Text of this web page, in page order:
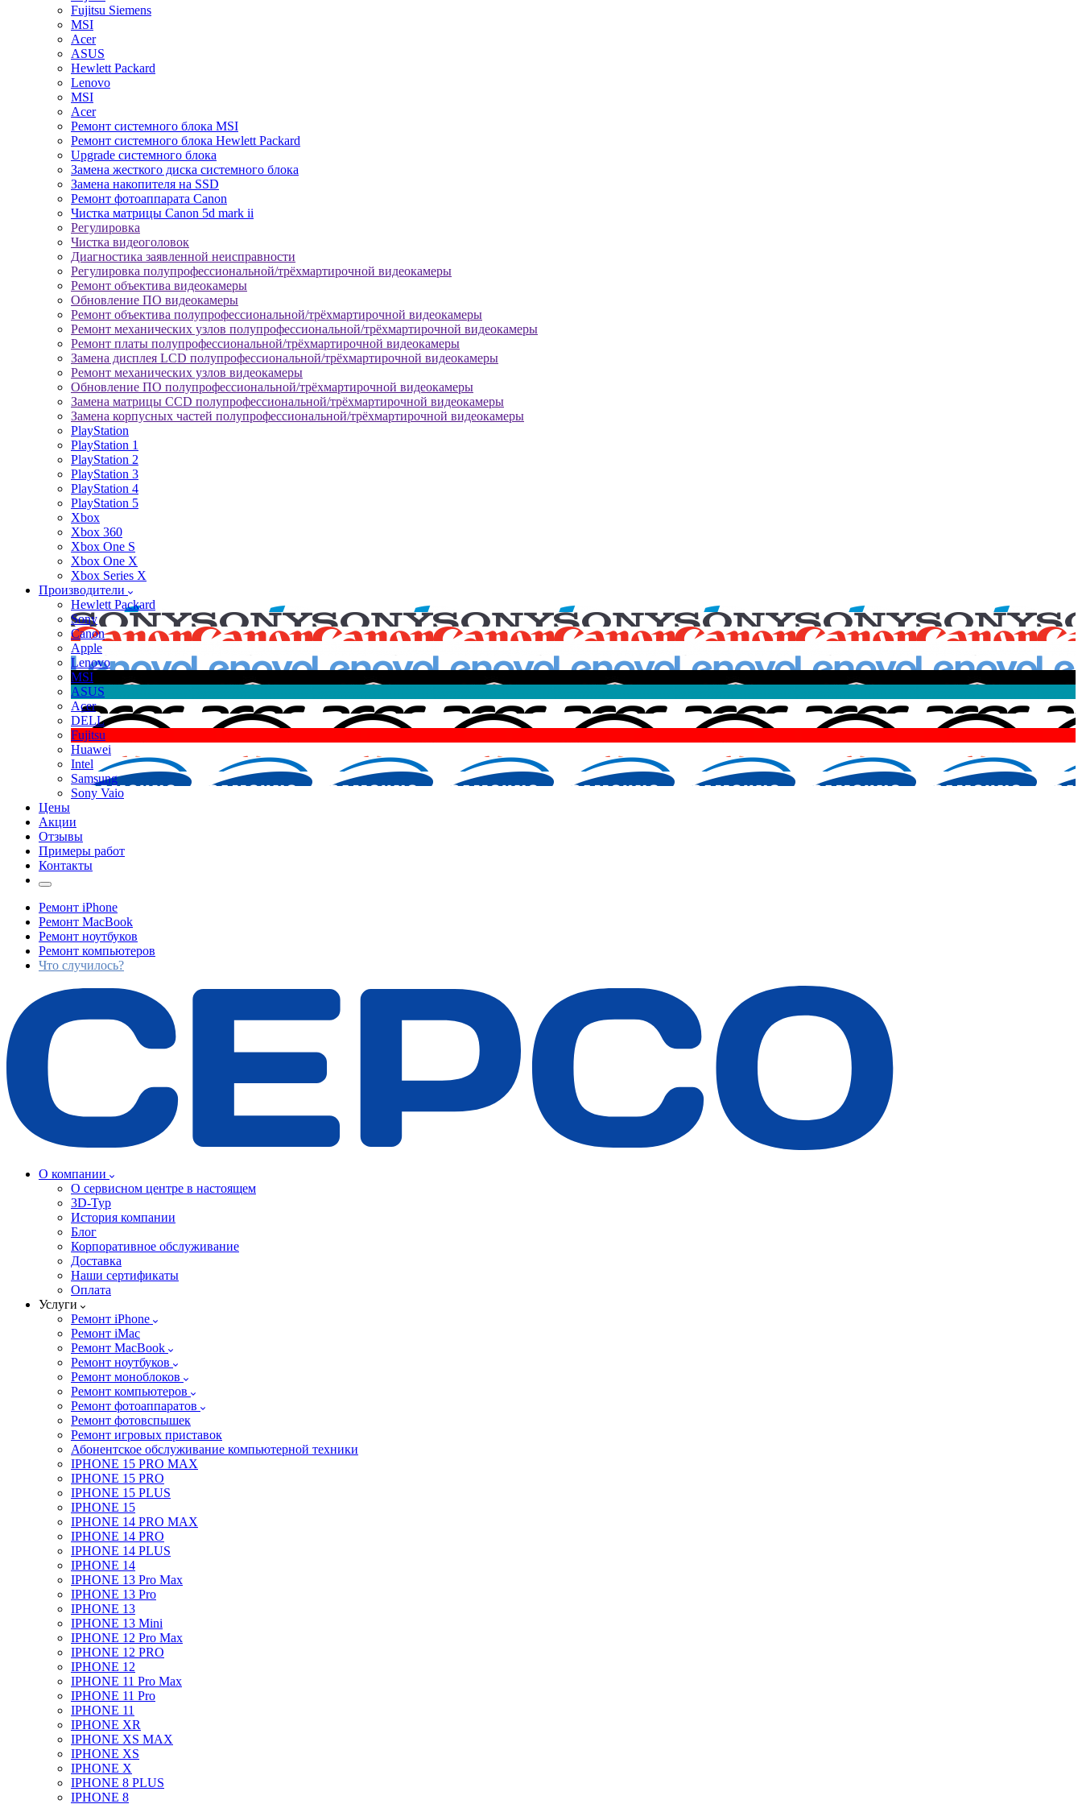
Fujitsu Siemens
MSI
Acer
ASUS
Hewlett Packard
Lenovo
MSI
Acer
Ремонт системного блока MSI
Ремонт системного блока Hewlett Packard
Upgrade системного блока
Замена жесткого диска системного блока
Замена накопителя на SSD
Ремонт фотоаппарата Canon
Чистка матрицы Canon 5d mark ii
Регулировка
Чистка видеоголовок
Диагностика заявленной неисправности
Регулировка полупрофессиональной/трёхмартирочной видеокамеры
Ремонт объектива видеокамеры
Обновление ПО видеокамеры
Ремонт объектива полупрофессиональной/трёхмартирочной видеокамеры
Ремонт механических узлов полупрофессиональной/трёхмартирочной видеокамеры
Ремонт платы полупрофессиональной/трёхмартирочной видеокамеры
Замена дисплея LCD полупрофессиональной/трёхмартирочной видеокамеры
Ремонт механических узлов видеокамеры
Обновление ПО полупрофессиональной/трёхмартирочной видеокамеры
Замена матрицы CCD полупрофессиональной/трёхмартирочной видеокамеры
Замена корпусных частей полупрофессиональной/трёхмартирочной видеокамеры
PlayStation
PlayStation 1
PlayStation 2
PlayStation 3
PlayStation 4
PlayStation 5
Xbox
Xbox 360
Xbox One S
Xbox One X
Xbox Series X
Производители
Hewlett Packard
Sony
Canon
Apple
Lenovo
MSI
ASUS
Acer
DELL
Fujitsu
Huawei
Intel
Samsung
Sony Vaio
Цены
Акции
Отзывы
Примеры работ
Контакты
Ремонт iPhone
Ремонт MacBook
Ремонт ноутбуков
Ремонт компьютеров
Что случилось?
О компании
О сервисном центре в настоящем
3D-Тур
История компании
Блог
Корпоративное обслуживание
Доставка
Наши сертификаты
Оплата
Услуги
Ремонт iPhone
Ремонт iMac
Ремонт MacBook
Ремонт ноутбуков
Ремонт моноблоков
Ремонт компьютеров
Ремонт фотоаппаратов
Ремонт фотовспышек
Ремонт игровых приставок
Абонентское обслуживание компьютерной техники
IPHONE 15 PRO MAX
IPHONE 15 PRO
IPHONE 15 PLUS
IPHONE 15
IPHONE 14 PRO MAX
IPHONE 14 PRO
IPHONE 14 PLUS
IPHONE 14
IPHONE 13 Pro Max
IPHONE 13 Pro
IPHONE 13
IPHONE 13 Mini
IPHONE 12 Pro Max
IPHONE 12 PRO
IPHONE 12
IPHONE 11 Pro Max
IPHONE 11 Pro
IPHONE 11
IPHONE XR
IPHONE XS MAX
IPHONE XS
IPHONE X
IPHONE 8 PLUS
IPHONE 8